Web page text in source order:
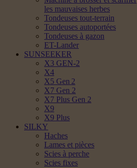
les mauvaises herbes
Tondeuses tout-terrain
Tondeuses autoportées
Tondeuses à gazon
ET-Lander
SUNSEEKER
X3 GEN-2
X4
X5 Gen 2
X7 Gen 2
X7 Plus Gen 2
X9
X9 Plus
SILKY
Haches
Lames et pièces
Scies à perche
Scies fixes